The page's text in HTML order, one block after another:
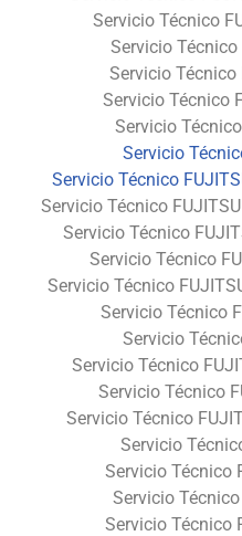
Servicio Técnico
Servicio Técnico
Servicio Técnico
Servicio Técnico
Servicio
Servicio
Servicio Técnico
Servicio Técnico
Servicio Técnico
Servicio Técnico
Servicio Técnico
Servicio Técnico
Servicio
Servicio Técnico
Servicio Técnico
Servicio Técnico
Servicio
Servicio Técnico
Servicio
Servicio Técnico